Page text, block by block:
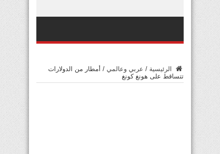
الرئيسية / عربي وعالمي / أمطار من الدولارات
تتساقط على هونغ كونغ